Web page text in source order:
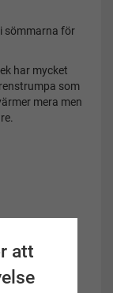
sömmarna för
har mycket
som
mera men
att